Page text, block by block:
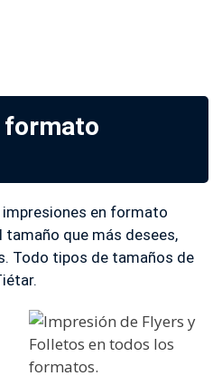
formato
en formato
tamaño que más desees,
Todo tipos de tamaños de